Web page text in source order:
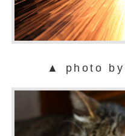
▲ photo by